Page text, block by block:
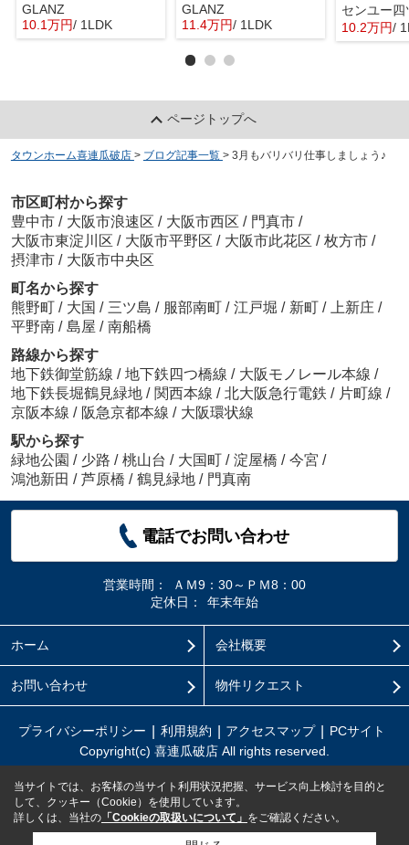
GLANZ
10.1万円/ 1LDK
GLANZ
11.4万円/ 1LDK
センユー四
10.2万円/
ページトップへ
タウンホーム喜連瓜破店 > ブログ記事一覧 > 3月もバリバリ仕事しましょう♪
市区町村から探す
豊中市 / 大阪市浪速区 / 大阪市西区 / 門真市 /
大阪市東淀川区 / 大阪市平野区 / 大阪市此花区 / 枚方市 /
摂津市 / 大阪市中央区
町名から探す
熊野町 / 大国 / 三ツ島 / 服部南町 / 江戸堀 / 新町 / 上新庄 /
平野南 / 島屋 / 南船橋
路線から探す
地下鉄御堂筋線 / 地下鉄四つ橋線 / 大阪モノレール本線 /
地下鉄長堀鶴見緑地 / 関西本線 / 北大阪急行電鉄 / 片町線 /
京阪本線 / 阪急京都本線 / 大阪環状線
駅から探す
緑地公園 / 少路 / 桃山台 / 大国町 / 淀屋橋 / 今宮 /
鴻池新田 / 芦原橋 / 鶴見緑地 / 門真南
電話でお問い合わせ
営業時間：
ＡＭ9：30～ＰＭ8：00
定休日：
年末年始
ホーム 会社概要
お問い合わせ 物件リクエスト
プライバシーポリシー 利用規約 アクセスマップ
PCサイト
Copyright(c) 喜連瓜破店 All rights reserved.
当サイトでは、お客様の当サイト利用状況把握、サービス向上検討を目的と
して、クッキー（Cookie）を使用しています。
詳しくは、当社の 「Cookieの取扱いについて」 をご確認ください。